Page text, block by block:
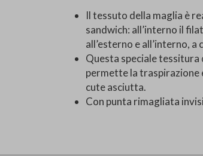
Il tessuto della maglia è
sandwich: all’interno il
all’esterno e all’interno,
Questa speciale tessitura
permette la traspirazione
cute asciutta.
Con punta rimagliata